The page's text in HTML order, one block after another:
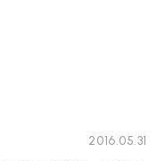
2016.05.31